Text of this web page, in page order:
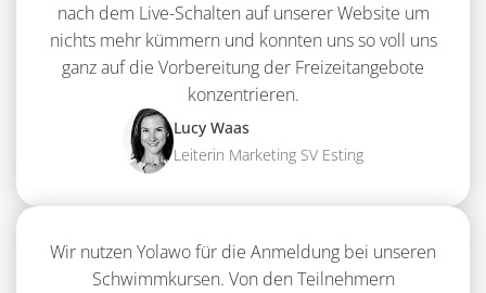
nach dem Live-Schalten auf unserer Website um
nichts mehr kümmern und konnten uns so voll uns
ganz auf die Vorbereitung der Freizeitangebote
konzentrieren.
Lucy Waas
Leiterin Marketing SV Esting
Wir nutzen Yolawo für die Anmeldung bei unseren
Schwimmkursen. Von den Teilnehmern